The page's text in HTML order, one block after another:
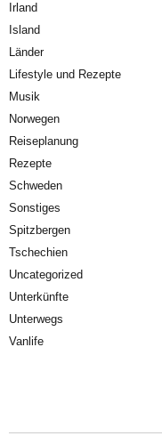
Irland
Island
Länder
Lifestyle und Rezepte
Musik
Norwegen
Reiseplanung
Rezepte
Schweden
Sonstiges
Spitzbergen
Tschechien
Uncategorized
Unterkünfte
Unterwegs
Vanlife